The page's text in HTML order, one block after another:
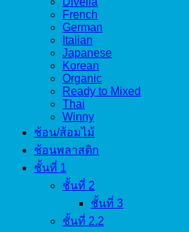
French
German
Italian
Japanese
Korean
Organic
Ready to Mixed
Thai
Winny
ช้อน/ส้อมไม้
ช้อนพลาสติก
ชั้นที่ 1
ชั้นที่ 2
ชั้นที่ 3
ชั้นที่ 2.2